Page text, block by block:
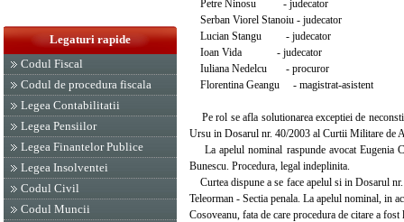
Legaturi rapide
Codul Fiscal
Codul de procedura fiscala
Legea Contabilitatii
Legea Pensiilor
Legea Finantelor Publice
Legea Insolventei
Codul Civil
Codul Muncii
Petre Ninosu - judecator
Serban Viorel Stanoiu - judecator
Lucian Stangu - judecator
Ioan Vida - judecator
Iuliana Nedelcu - procuror
Florentina Geangu - magistrat-asistent
Pe rol se afla solutionarea exceptiei de
Ursu in Dosarul nr. 40/2003 al Curtii Militare de
La apelul nominal raspunde avocat Eugenia
Bunescu. Procedura, legal indeplinita.
Curtea dispune a se face apelul si in Dosarul
Teleorman - Sectia penala. La apelul nominal, in
Cosoveanu, fata de care procedura de citare a